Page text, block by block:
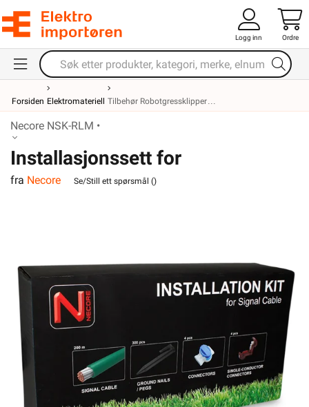
Logg inn Ordre
Forsiden Elektromateriell Tilbehør Robotgressklipper
Necore NSK-RLM •
Installasjonssett for
robotgressklippere
fra Necore Se/Still ett spørsmål ()